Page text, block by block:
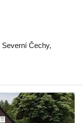
Severní Čechy,